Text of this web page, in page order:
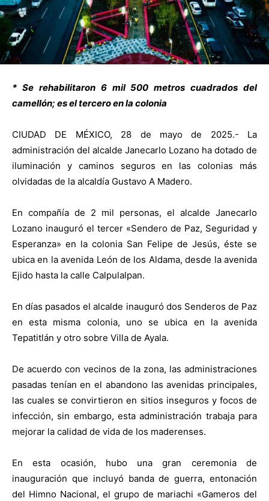
* Se rehabilitaron 6 mil 500 metros cuadrados del
camellón; es el tercero en la colonia
CIUDAD DE MÉXICO, 28 de mayo de 2025.- La
administración del alcalde Janecarlo Lozano ha dotado de
iluminación y caminos seguros en las colonias más
olvidadas de la alcaldía Gustavo A Madero.
En compañía de 2 mil personas, el alcalde Janecarlo
Lozano inauguró el tercer «Sendero de Paz, Seguridad y
Esperanza» en la colonia San Felipe de Jesús, éste se
ubica en la avenida León de los Aldama, desde la avenida
Ejido hasta la calle Calpulalpan.
En días pasados el alcalde inauguró dos Senderos de Paz
en esta misma colonia, uno se ubica en la avenida
Tepatitlán y otro sobre Villa de Ayala.
De acuerdo con vecinos de la zona, las administraciones
pasadas tenían en el abandono las avenidas principales,
las cuales se convirtieron en sitios inseguros y focos de
infección, sin embargo, esta administración trabaja para
mejorar la calidad de vida de los maderenses.
En esta ocasión, hubo una gran ceremonia de
inauguración que incluyó banda de guerra, entonación
del Himno Nacional, el grupo de mariachi «Gameros del